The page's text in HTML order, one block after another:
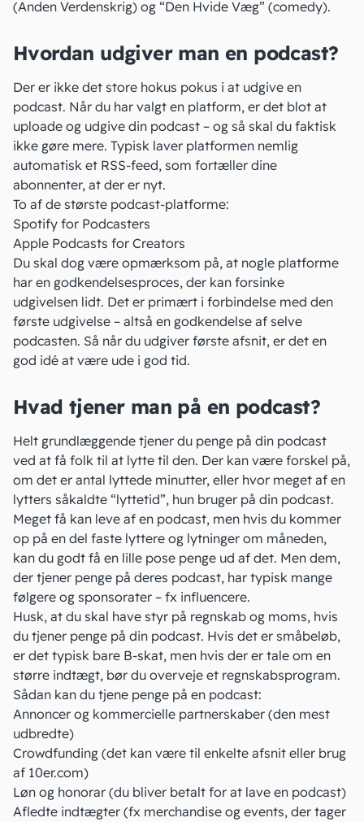
(Anden Verdenskrig) og “Den Hvide Væg” (comedy).
Hvordan udgiver man en podcast?
Der er ikke det store hokus pokus i at udgive en
podcast. Når du har valgt en platform, er det blot at
uploade og udgive din podcast – og så skal du faktisk
ikke gøre mere. Typisk laver platformen nemlig
automatisk et RSS-feed, som fortæller dine
abonnenter, at der er nyt.
To af de største podcast-platforme:
Spotify for Podcasters
Apple Podcasts for Creators
Du skal dog være opmærksom på, at nogle platforme
har en godkendelsesproces, der kan forsinke
udgivelsen lidt. Det er primært i forbindelse med den
første udgivelse – altså en godkendelse af selve
podcasten. Så når du udgiver første afsnit, er det en
god idé at være ude i god tid.
Hvad tjener man på en podcast?
Helt grundlæggende tjener du penge på din podcast
ved at få folk til at lytte til den. Der kan være forskel på,
om det er antal lyttede minutter, eller hvor meget af en
lytters såkaldte “lyttetid”, hun bruger på din podcast.
Meget få kan leve af en podcast, men hvis du kommer
op på en del faste lyttere og lytninger om måneden,
kan du godt få en lille pose penge ud af det. Men dem,
der tjener penge på deres podcast, har typisk mange
følgere og sponsorater – fx influencere.
Husk, at du skal have styr på regnskab og moms, hvis
du tjener penge på din podcast. Hvis det er småbeløb,
er det typisk bare B-skat, men hvis der er tale om en
større indtægt, bør du overveje et regnskabsprogram.
Sådan kan du tjene penge på en podcast:
Annoncer og kommercielle partnerskaber (den mest
udbredte)
Crowdfunding (det kan være til enkelte afsnit eller brug
af 10er.com)
Løn og honorar (du bliver betalt for at lave en podcast)
Afledte indtægter (fx merchandise og events, der tager